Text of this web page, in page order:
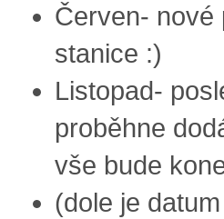
Červen- nové
stanice :)
Listopad-
proběhne
vše bude
(dole je